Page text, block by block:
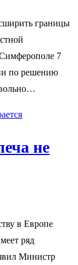
границы
7
по решению
не
в Европе
ряд
Министр